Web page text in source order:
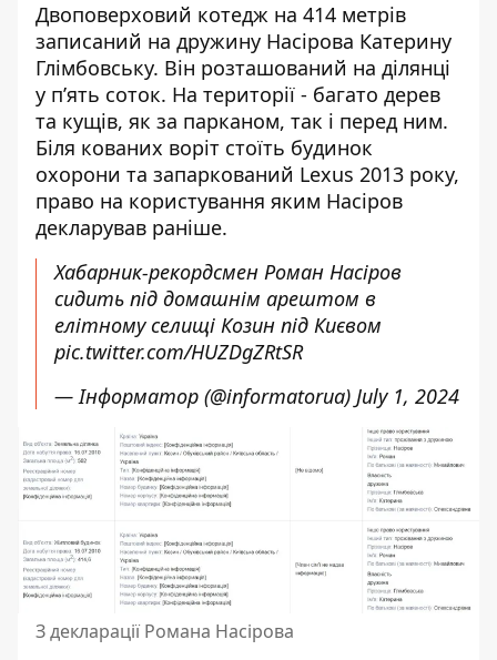
Двоповерховий котедж на 414 метрів
записаний на дружину Насірова Катерину
Глімбовську. Він розташований на ділянці
у п’ять соток. На території - багато дерев
та кущів, як за парканом, так і перед ним.
Біля кованих воріт стоїть будинок
охорони та запаркований Lexus 2013 року,
право на користування яким Насіров
декларував раніше.
Хабарник-рекордсмен Роман Насіров
сидить під домашнім арештом в
елітному селищі Козин під Києвом
pic.twitter.com/HUZDgZRtSR
— Інформатор (@informatorua) July 1, 2024
З декларації Романа Насірова